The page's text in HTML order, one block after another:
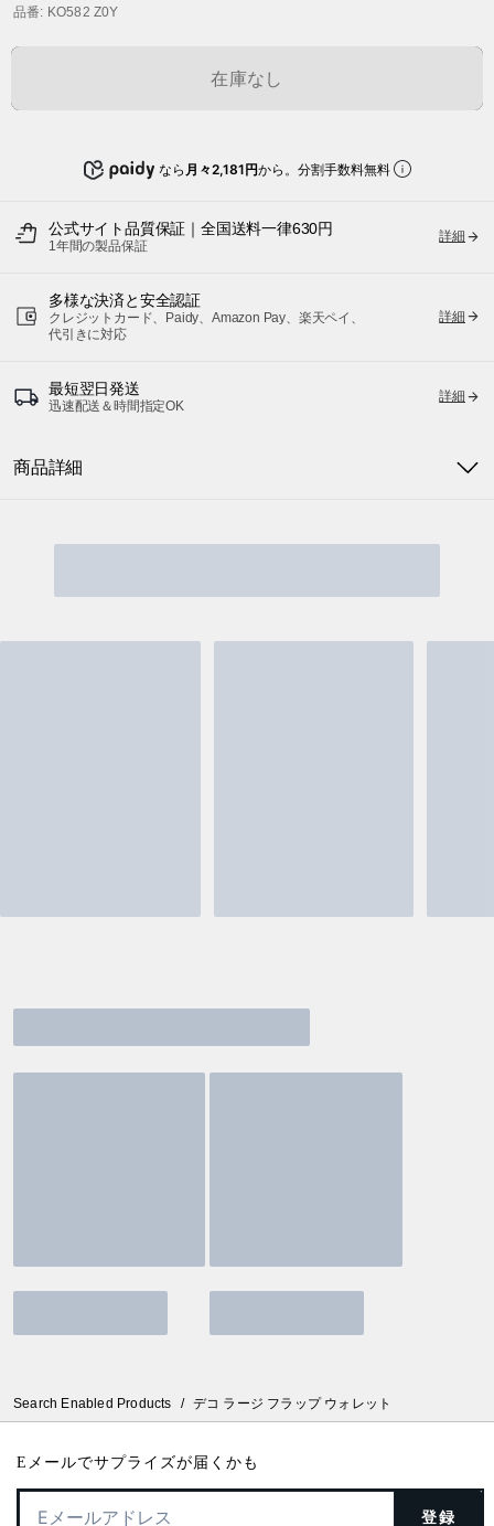
品番: KO582 Z0Y
在庫なし
なら 月々2,181円から。分割手数料無料
公式サイト品質保証｜全国送料一律630円
1年間の製品保証
詳細
多様な決済と安全認証
クレジットカード、Paidy、Amazon Pay、楽天ペイ、
代引きに対応
詳細
最短翌日発送
迅速配送＆時間指定OK
詳細
商品詳細
Search Enabled Products / デコ ラージ フラップ ウォレット
Eメールでサプライズが届くかも
登録